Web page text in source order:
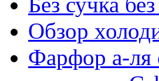
Обзор
Фарфор а-ля